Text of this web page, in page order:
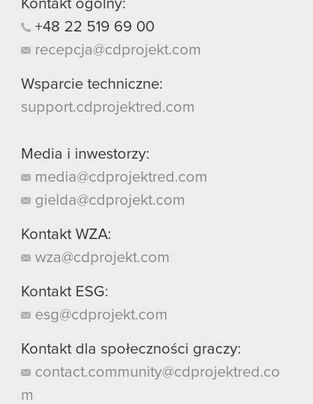
Kontakt ogólny:
+48 22 519 69 00
recepcja@cdprojekt.com
Wsparcie techniczne:
support.cdprojektred.com
Media i inwestorzy:
media@cdprojektred.com
gielda@cdprojekt.com
Kontakt WZA:
wza@cdprojekt.com
Kontakt ESG:
esg@cdprojekt.com
Kontakt dla społeczności graczy:
contact.community@cdprojektred.co
m